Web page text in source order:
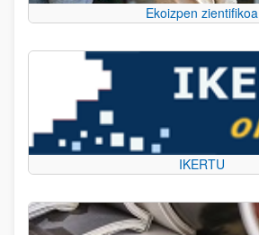
Ekoizpen zientifikoa
IKERTU